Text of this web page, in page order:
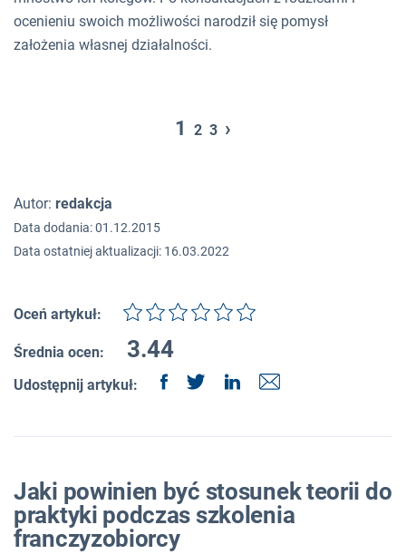
ocenieniu swoich możliwości narodził się pomysł
założenia własnej działalności.
1 2 3 ›
Autor: redakcja
Data dodania: 01.12.2015
Data ostatniej aktualizacji: 16.03.2022
Oceń artykuł:
Średnia ocen: 3.44
Udostępnij artykuł:
Jaki powinien być stosunek teorii do
praktyki podczas szkolenia
franczyzobiorcy